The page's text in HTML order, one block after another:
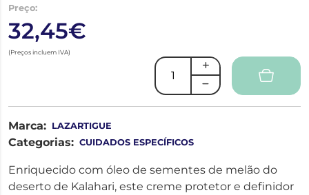
Preço:
32,45€
(Preços incluem IVA)
Marca: LAZARTIGUE
Categorias: CUIDADOS ESPECÍFICOS
Enriquecido com óleo de sementes de melão do
deserto de Kalahari, este creme protetor e definidor